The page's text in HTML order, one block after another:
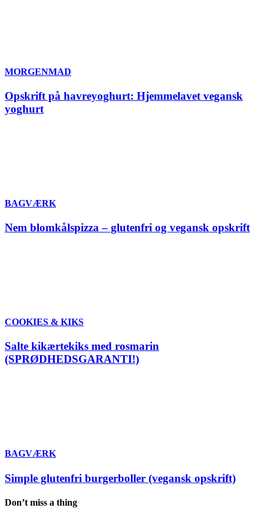
MORGENMAD
Opskrift på havreyoghurt: Hjemmelavet vegansk
yoghurt
BAGVÆRK
Nem blomkålspizza – glutenfri og vegansk opskrift
COOKIES & KIKS
Salte kikærtekiks med rosmarin
(SPRØDHEDSGARANTI!)
BAGVÆRK
Simple glutenfri burgerboller (vegansk opskrift)
Don’t miss a thing